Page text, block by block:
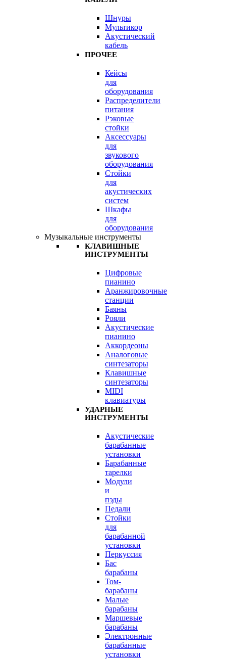
Шнуры
Мультикор
Акустический
кабель
ПРОЧЕЕ
Кейсы
для
оборудования
Распределители
питания
Рэковые
стойки
Аксессуары
для
звукового
оборудования
Стойки
для
акустических
систем
Шкафы
для
оборудования
Музыкальные инструменты
КЛАВИШНЫЕ
ИНСТРУМЕНТЫ
Цифровые
пианино
Аранжировочные
станции
Баяны
Рояли
Акустические
пианино
Аккордеоны
Аналоговые
синтезаторы
Клавишные
синтезаторы
MIDI
клавиатуры
УДАРНЫЕ
ИНСТРУМЕНТЫ
Акустические
барабанные
установки
Барабанные
тарелки
Модули
и
пэды
Педали
Стойки
для
барабанной
установки
Перкуссия
Бас
барабаны
Том-
барабаны
Малые
барабаны
Маршевые
барабаны
Электронные
барабанные
установки